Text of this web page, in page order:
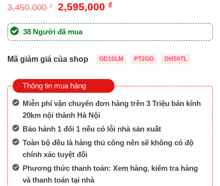
3,450,000₫
Giá
là:
3,450,000 ₫.
2,595,000 ₫Giá
tại
38 Người đã mua
Mã giảm giá của shop GD10LM PT2GG DH50TL
Thông tin mua hàng
Miễn phí vận chuyển đơn hàng trên 3 Triệu bán kính
20km nội thành Hà Nội
Bảo hành 1 đổi 1 nếu có lỗi nhà sản xuất
Toàn bộ đều là hàng thủ công nên sẽ không có độ
chính xác tuyệt đối
Phương thức thanh toán: Xem hàng, kiểm tra hàng
và thanh toán tại nhà